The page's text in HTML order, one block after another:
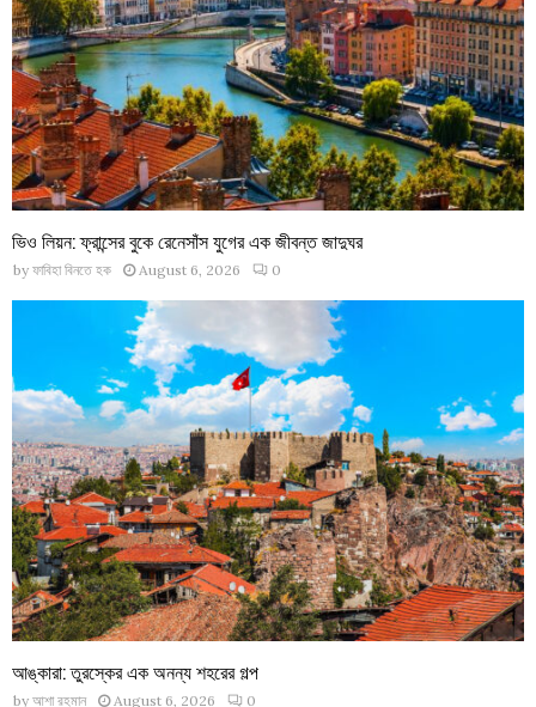
ভিও লিয়ন: ফ্রান্সের বুকে রেনেসাঁস যুগের এক জীবন্ত জাদুঘর
by ফাবিহা বিনতে হক August 6, 2026 0
আঙ্কারা: তুরস্কের এক অনন্য শহরের গল্প
by আশা রহমান August 6, 2026 0